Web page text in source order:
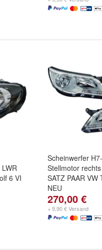
6 VI
Scheinwerfer
Stellmotor
SATZ PAAR VW
NEU
270,00 €
+ 9,90 € Versand